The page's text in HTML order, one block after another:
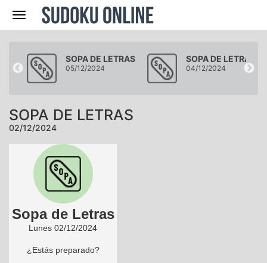
Navegación
SOPA DE LETRAS
05/12/2024
SOPA DE LETRAS
04/12/2024
SOPA DE LETRAS
02/12/2024
Sopa de Letras
Lunes 02/12/2024
¿Estás preparado?